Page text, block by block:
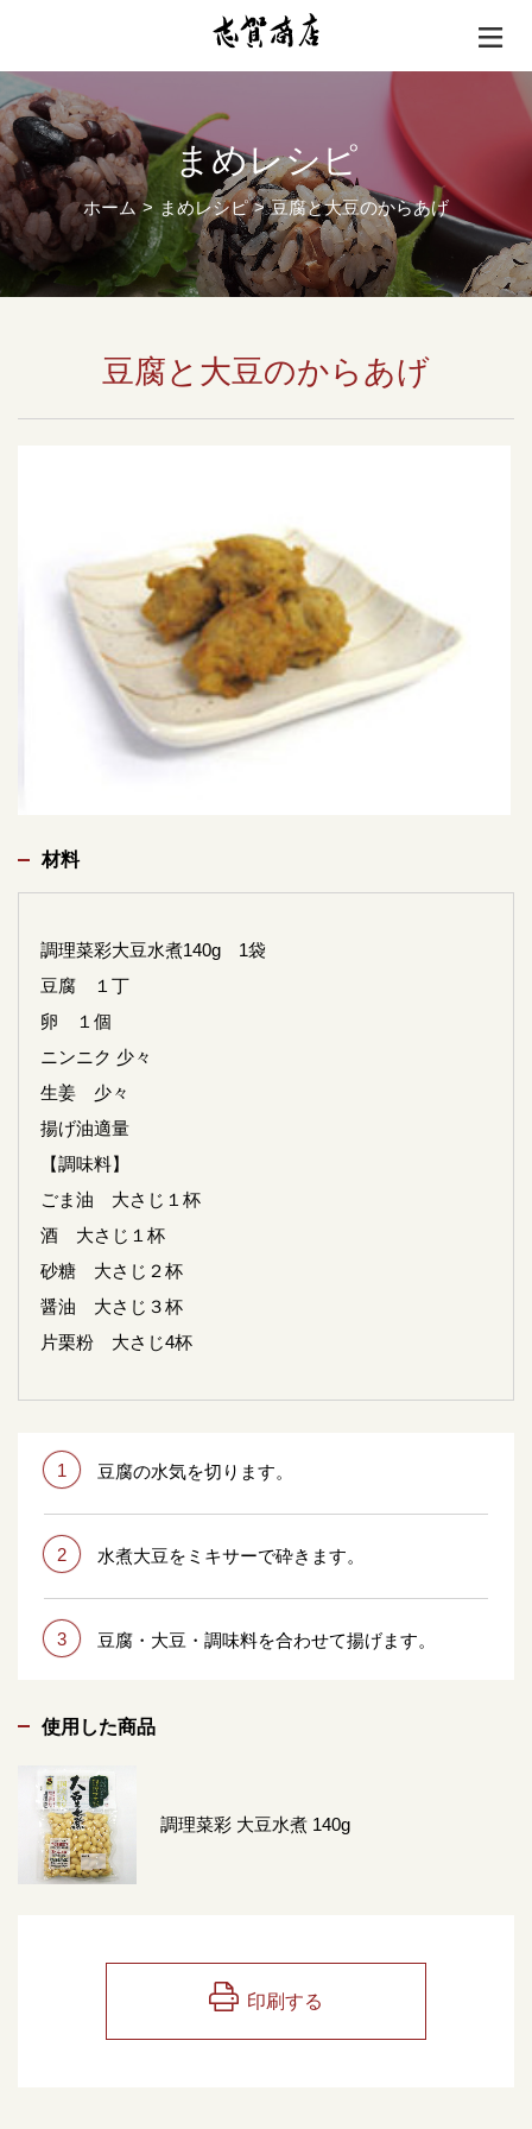
まめレシピ
ホーム まめレシピ 豆腐と大豆のからあげ
豆腐と大豆のからあげ
材料
調理菜彩大豆水煮140g 1袋
豆腐 １丁
卵 １個
ニンニク 少々
生姜 少々
揚げ油適量
【調味料】
ごま油 大さじ１杯
酒 大さじ１杯
砂糖 大さじ２杯
醤油 大さじ３杯
片栗粉 大さじ4杯
1 豆腐の水気を切ります。
2 水煮大豆をミキサーで砕きます。
3 豆腐・大豆・調味料を合わせて揚げます。
使用した商品
調理菜彩 大豆水煮 140g
印刷する